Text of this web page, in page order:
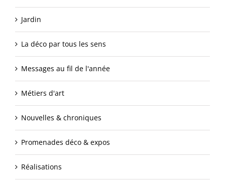
Jardin
La déco par tous les sens
Messages au fil de l'année
Métiers d'art
Nouvelles & chroniques
Promenades déco & expos
Réalisations